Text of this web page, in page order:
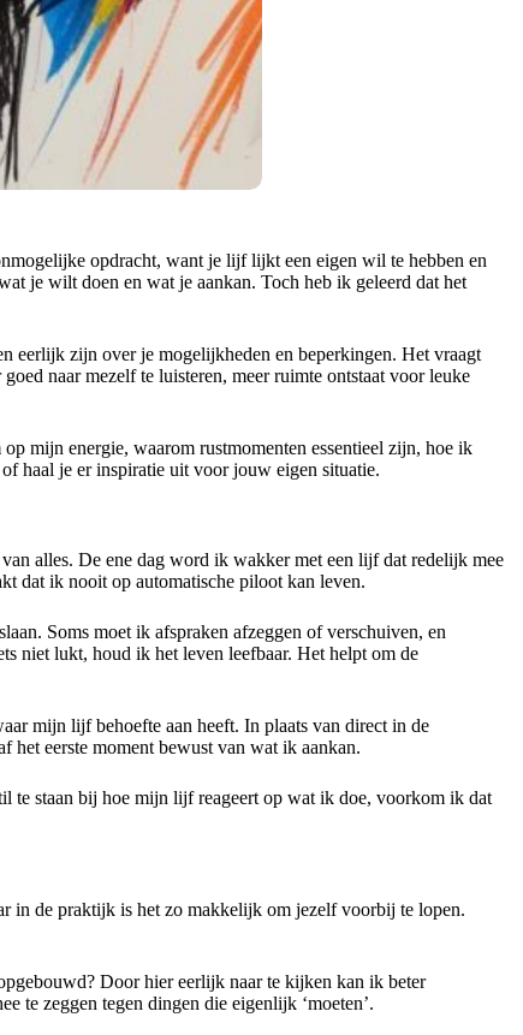
opdracht, want je lijf lijkt een eigen wil te hebben en
je wilt doen en wat je aankan. Toch heb ik geleerd dat het
eerlijk zijn over je mogelijkheden en beperkingen. Het vraagt
naar mezelf te luisteren, meer ruimte ontstaat voor leuke
mijn energie, waarom rustmomenten essentieel zijn, hoe ik
haal je er inspiratie uit voor jouw eigen situatie.
alles. De ene dag word ik wakker met een lijf dat redelijk mee
dat ik nooit op automatische piloot kan leven.
Soms moet ik afspraken afzeggen of verschuiven, en
niet lukt, houd ik het leven leefbaar. Het helpt om de
mijn lijf behoefte aan heeft. In plaats van direct in de
het eerste moment bewust van wat ik aankan.
te staan bij hoe mijn lijf reageert op wat ik doe, voorkom ik dat
in de praktijk is het zo makkelijk om jezelf voorbij te lopen.
Door hier eerlijk naar te kijken kan ik beter
te zeggen tegen dingen die eigenlijk ‘moeten’.